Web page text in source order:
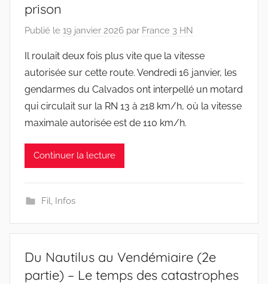
prison
Publié le 19 janvier 2026 par France 3 HN
Il roulait deux fois plus vite que la vitesse
autorisée sur cette route. Vendredi 16 janvier, les
gendarmes du Calvados ont interpellé un motard
qui circulait sur la RN 13 à 218 km/h, où la vitesse
maximale autorisée est de 110 km/h.
Continuer la lecture
Fil Infos
Du Nautilus au Vendémiaire (2e
partie) – Le temps des catastrophes